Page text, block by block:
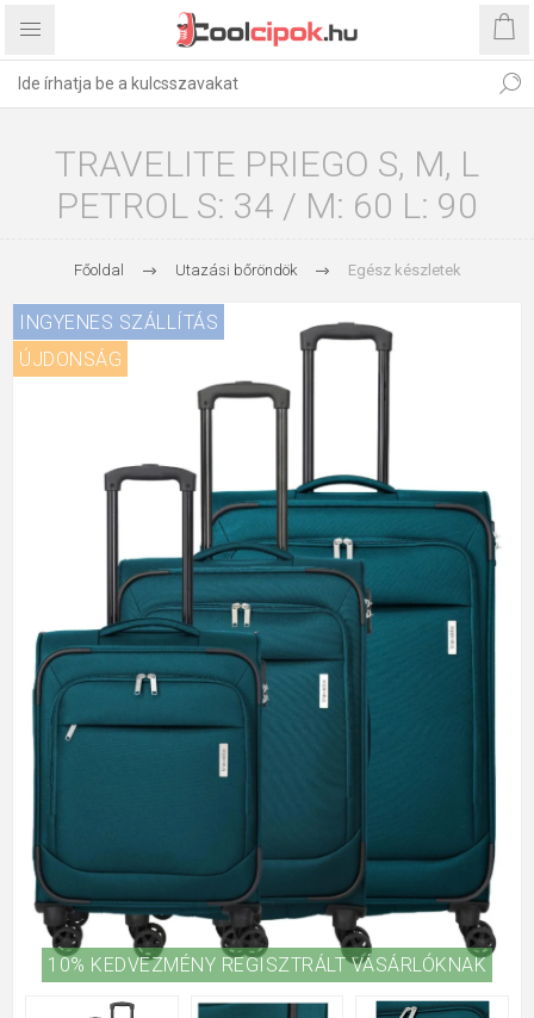
TRAVELITE PRIEGO S, M, L
PETROL S: 34 / M: 60 L: 90
Főoldal Utazási bőröndök Egész készletek
INGYENES SZÁLLÍTÁS
10% KEDVEZMÉNY REGISZTRÁLT VÁSÁRLÓKNAK
ÚJDONSÁG